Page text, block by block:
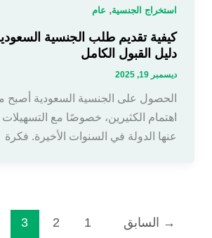
استخراج الجنسية عام
كيفية تقديم طلب الجنسية
دليل القبول الكامل
ديسمبر 19, 2025
الحصول على الجنسية السعودية أصبح
اهتمام الكثيرين، خصوصًا مع
عنها الدولة في السنوات الأخيرة. فكرة
→ السابق 1
2
3